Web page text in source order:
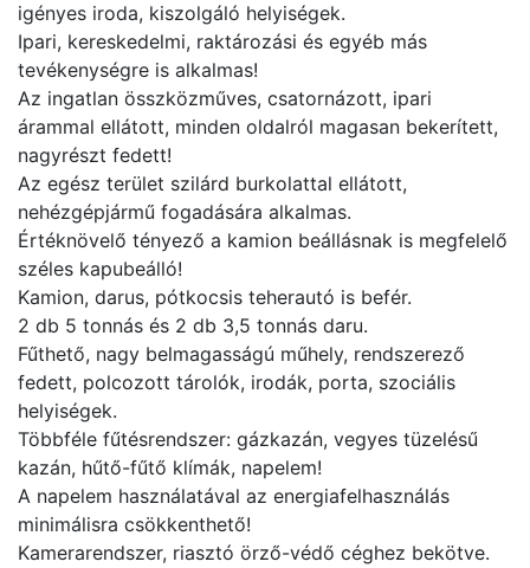
igényes iroda, kiszolgáló helyiségek.
Ipari, kereskedelmi, raktározási és egyéb más
tevékenységre is alkalmas!
Az ingatlan összközműves, csatornázott, ipari
árammal ellátott, minden oldalról magasan bekerített,
nagyrészt fedett!
Az egész terület szilárd burkolattal ellátott,
nehézgépjármű fogadására alkalmas.
Értéknövelő tényező a kamion beállásnak is megfelelő
széles kapubeálló!
Kamion, darus, pótkocsis teherautó is befér.
2 db 5 tonnás és 2 db 3,5 tonnás daru.
Fűthető, nagy belmagasságú műhely, rendszerező
fedett, polcozott tárolók, irodák, porta, szociális
helyiségek.
Többféle fűtésrendszer: gázkazán, vegyes tüzelésű
kazán, hűtő-fűtő klímák, napelem!
A napelem használatával az energiafelhasználás
minimálisra csökkenthető!
Kamerarendszer, riasztó örző-védő céghez bekötve.